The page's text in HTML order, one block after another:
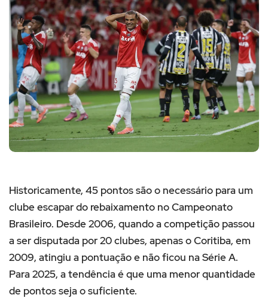
Historicamente, 45 pontos são o necessário para um
clube escapar do rebaixamento no Campeonato
Brasileiro. Desde 2006, quando a competição passou
a ser disputada por 20 clubes, apenas o Coritiba, em
2009, atingiu a pontuação e não ficou na Série A.
Para 2025, a tendência é que uma menor quantidade
de pontos seja o suficiente.